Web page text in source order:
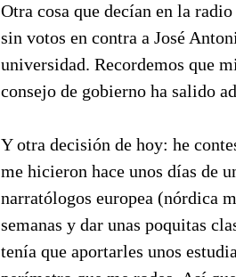
Otra cosa que decían en la
sin votos en contra a José
universidad. Recordemos que
consejo de gobierno ha salido
Y otra decisión de hoy: he
me hicieron hace unos días de
narratólogos europea (nórdica
semanas y dar unas poquitas
tenía que aportarles unos